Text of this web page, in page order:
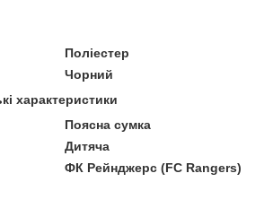
Поліестер
Чорний
характеристики
Поясна сумка
Дитяча
ФК Рейнджерс (FC Rangers)